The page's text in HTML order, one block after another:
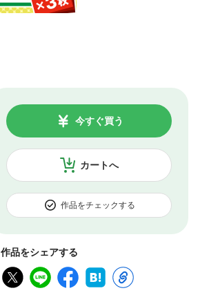
カートへ
今すぐ買う
作品をチェックする
作品をシェアする